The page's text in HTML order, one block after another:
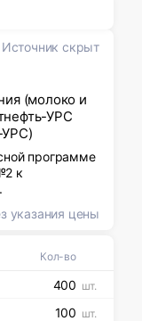
Источник скрыт
(молоко и
УРС
УРС)
программе
к
указания цены
Кол-во
400 шт.
100 шт.